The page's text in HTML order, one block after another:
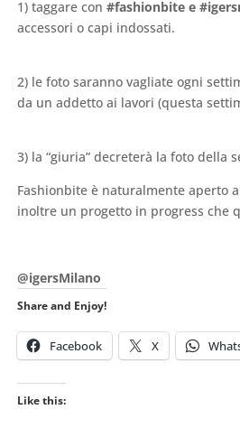
1) taggare con#fashionbite e
accessori o capi indossati.
2) le foto saranno vagliate ogni
da un addetto ai lavori (questa
3) la “giuria” decreterà la foto della
Fashionbite è naturalmente aperto
inoltre un progetto in progress che
@igersMilano
Share and Enjoy!
Facebook X
Like this: